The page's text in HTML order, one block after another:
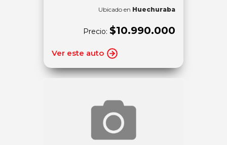
Ubicado en Huechuraba
Precio: $10.990.000
Ver este auto